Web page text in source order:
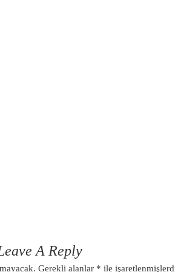
A Reply
Gerekli alanlar * ile